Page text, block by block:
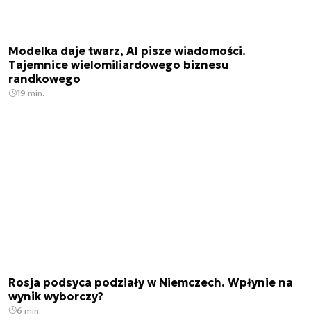
Modelka daje twarz, AI pisze wiadomości.
Tajemnice wielomiliardowego biznesu
randkowego
19 min.
Rosja podsyca podziały w Niemczech. Wpłynie na
wynik wyborczy?
6 min.